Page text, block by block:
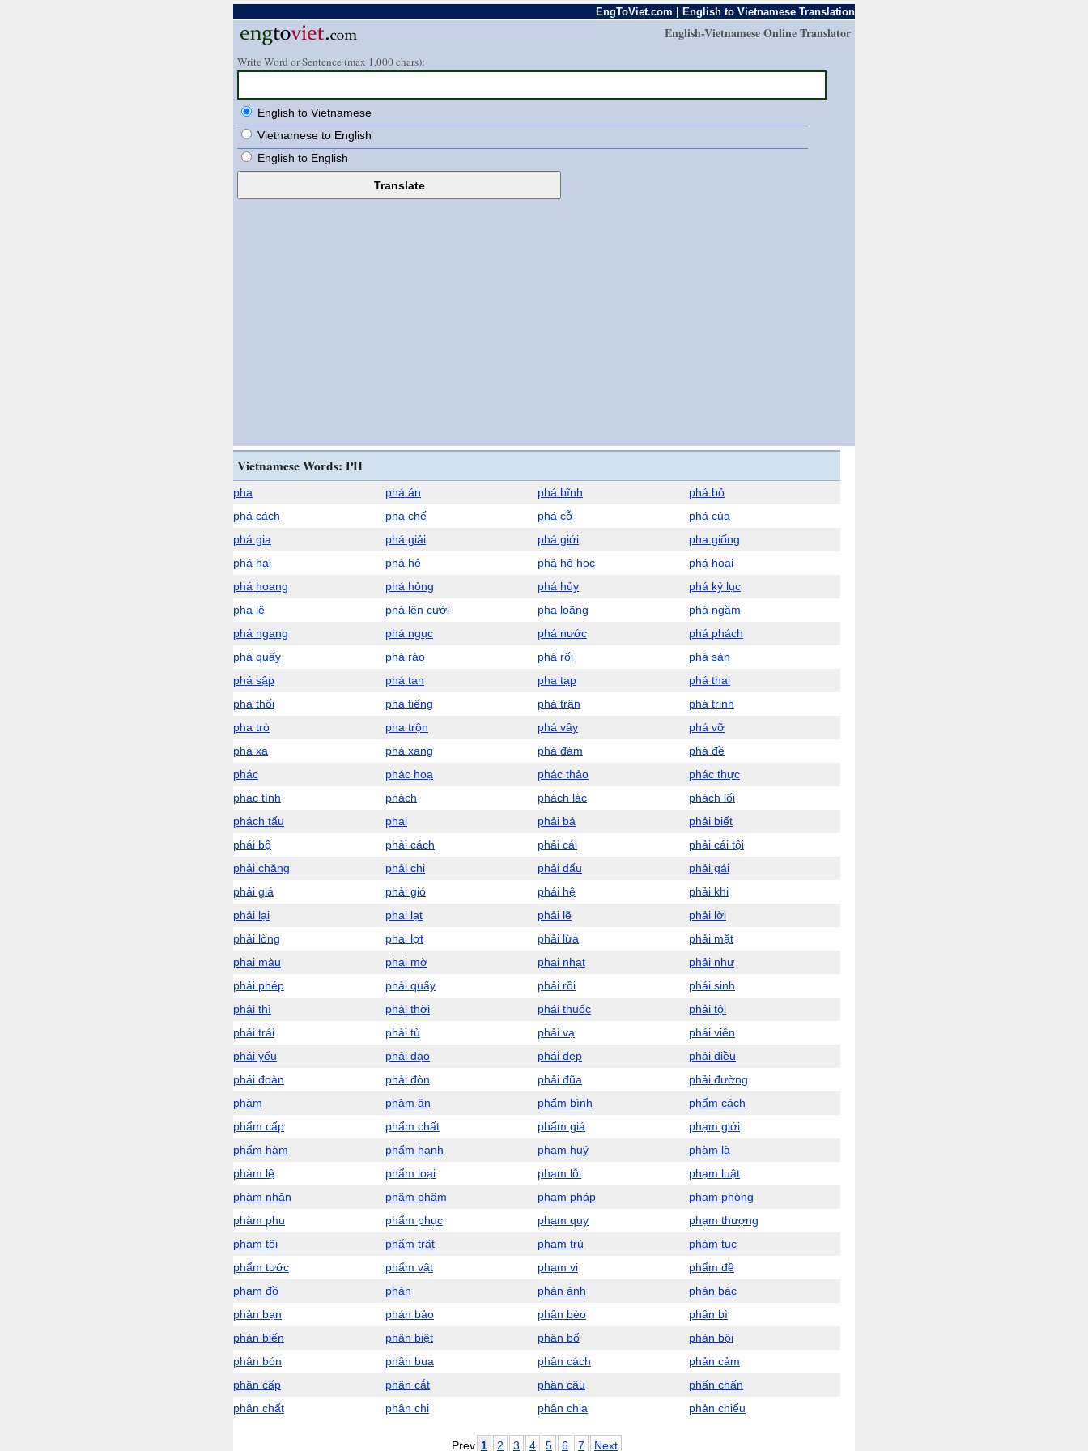
EngToViet.com | English to Vietnamese Translation
English-Vietnamese Online Translator
Write Word or Sentence (max 1,000 chars):
English to Vietnamese
Vietnamese to English
English to English
Vietnamese Words: PH
pha phá án phá bĩnh
phá bỏ
phá cách
pha chế phá cỗ
phá của
phá gia
phá giải phá giới
pha giống
phá hại
phả hệ phả hệ học
phá hoại
phá hoang
phá hỏng phá hủy
phá kỷ lục
pha lê
phá lên cười pha loãng
phá ngầm
phá ngang
phá ngục phá nước
phá phách
phá quấy
phá rào phá rối
phá sản
phá sập
phá tan pha tạp
phá thai
phá thối
pha tiếng phá trận
phá trinh
pha trò
pha trộn phá vây
phá vỡ
phá xa
phá xang phá đám
phá đề
phác
phác hoạ phác thảo
phác thực
phác tính
phách phách lác
phách lối
phách tấu
phai phải bả
phải biết
phái bộ
phải cách phải cái
phải cái tội
phải chăng
phải chi phải dấu
phải gái
phải giá
phải gió phái hệ
phải khi
phải lại
phai lạt phải lẽ
phải lời
phải lòng
phai lợt phải lừa
phải mặt
phai màu
phai mờ phai nhạt
phải như
phải phép
phải quấy phải rồi
phái sinh
phải thì
phải thời phái thuốc
phải tội
phải trái
phải tù phải vạ
phái viên
phái yếu
phải đạo phái đẹp
phải điều
phái đoàn
phải đòn phải đũa
phải đường
phàm
phàm ăn phẩm bình
phẩm cách
phẩm cấp
phẩm chất phẩm giá
phạm giới
phẩm hàm
phẩm hạnh phạm huý
phàm là
phàm lệ
phẩm loại phạm lỗi
phạm luật
phàm nhân
phăm phăm phạm pháp
phạm phòng
phàm phu
phẩm phục phạm quy
phạm thượng
phạm tội
phẩm trật phạm trù
phàm tục
phẩm tước
phẩm vật phạm vi
phẩm đề
phạm đồ
phản phản ảnh
phản bác
phản bạn
phán bảo phận bèo
phân bì
phản biến
phân biệt phân bổ
phản bội
phân bón
phân bua phân cách
phản cảm
phân cấp
phân cắt phân câu
phấn chấn
phân chất
phân chi phân chia phản chiếu
Prev 1 2 3 4 5 6 7 Next